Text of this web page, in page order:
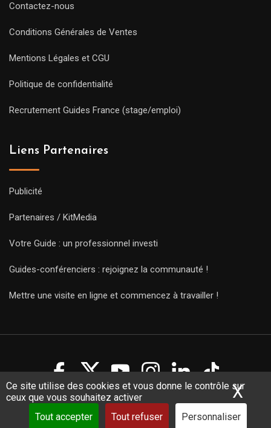
Ce site utilise des cookies et vous donne le contrôle sur
ceux que vous souhaitez activer
Tout accepter
Tout refuser Personnaliser
X
Contactez-nous
Conditions Générales de Ventes
Mentions Légales et CGU
Politique de confidentialité
Recrutement Guides France (stage/emploi)
Liens Partenaires
Publicité
Partenaires / KitMedia
Votre Guide : un professionnel investi
Guides-conférenciers : rejoignez la communauté !
Mettre une visite en ligne et commencez à travailler !
Copyright Guides 2021. Tous droits réservés.
Développement
web sur mesurepar iSoluce